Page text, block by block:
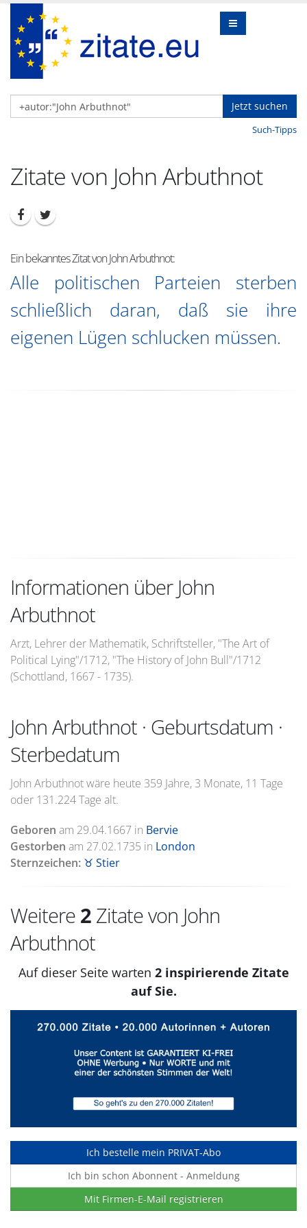
Jetzt suchen
Such-Tipps
Zitate von John Arbuthnot
Ein bekanntes Zitat von John Arbuthnot:
Alle politischen Parteien sterben
schließlich daran, daß sie ihre
eigenen Lügen schlucken müssen.
Informationen über John
Arbuthnot
Arzt, Lehrer der Mathematik, Schriftsteller, "The Art of
Political Lying"/1712, "The History of John Bull"/1712
(Schottland, 1667 - 1735).
John Arbuthnot · Geburtsdatum ·
Sterbedatum
John Arbuthnot wäre heute 359 Jahre, 3 Monate, 11 Tage
oder 131.224 Tage alt.
Geboren am 29.04.1667 in Bervie
Gestorben am 27.02.1735 in London
Sternzeichen: ♉ Stier
Weitere 2 Zitate von John
Arbuthnot
Auf dieser Seite warten 2 inspirierende Zitate
auf Sie.
Ich bestelle mein PRIVAT-Abo
Ich bin schon Abonnent - Anmeldung
Mit Firmen-E-Mail registrieren